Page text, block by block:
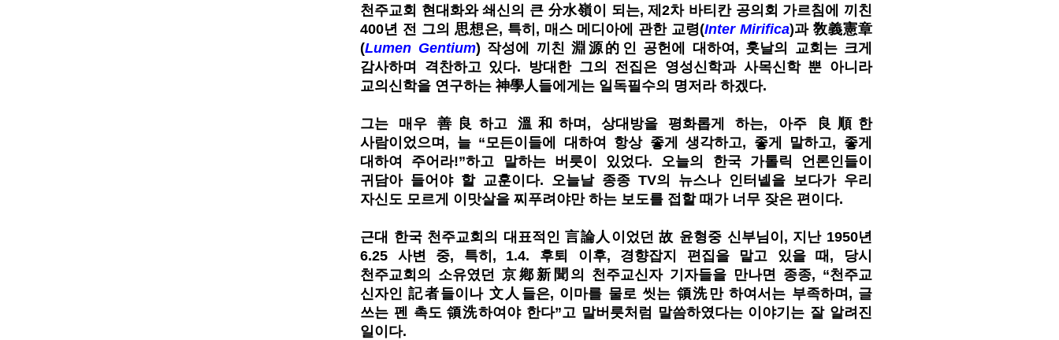
천주교회 현대화와 쇄신의 큰 分水嶺이 되는, 제2차 바티칸 공의회 가르침에 끼친
400년 전 그의 思想은, 특히, 매스 메디아에 관한 교령(Inter Mirifica)과 敎義憲章
(Lumen Gentium) 작성에 끼친 淵源的인 공헌에 대하여, 훗날의 교회는 크게
감사하며 격찬하고 있다. 방대한 그의 전집은 영성신학과 사목신학 뿐 아니라
교의신학을 연구하는 神學人들에게는 일독필수의 명저라 하겠다.
그는 매우 善良하고 溫和하며, 상대방을 평화롭게 하는, 아주 良順한
사람이었으며, 늘 “모든이들에 대하여 항상 좋게 생각하고, 좋게 말하고, 좋게
대하여 주어라!”하고 말하는 버릇이 있었다. 오늘의 한국 가톨릭 언론인들이
귀담아 들어야 할 교훈이다. 오늘날 종종 TV의 뉴스나 인터넽을 보다가 우리
자신도 모르게 이맛살을 찌푸려야만 하는 보도를 접할 때가 너무 잦은 편이다.
근대 한국 천주교회의 대표적인 言論人이었던 故 윤형중 신부님이, 지난 1950년
6.25 사변 중, 특히, 1.4. 후퇴 이후, 경향잡지 편집을 맡고 있을 때, 당시
천주교회의 소유였던 京鄕新聞의 천주교신자 기자들을 만나면 종종, “천주교
신자인 記者들이나 文人들은, 이마를 물로 씻는 領洗만 하여서는 부족하며, 글
쓰는 펜 촉도 領洗하여야 한다”고 말버릇처럼 말씀하였다는 이야기는 잘 알려진
일이다.